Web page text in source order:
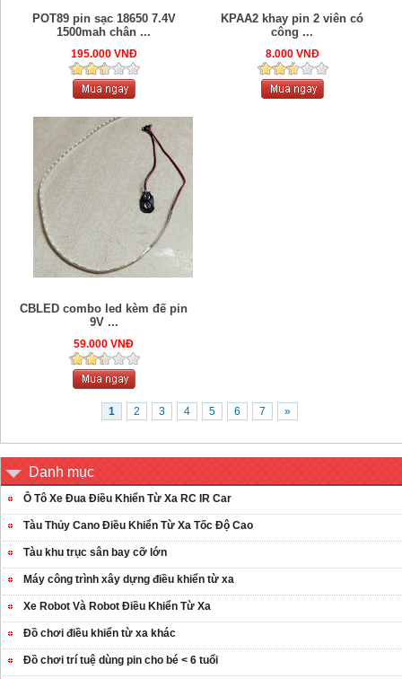
POT89 pin sạc 18650 7.4V
1500mah chân ...
195.000 VNĐ
KPAA2 khay pin 2 viên có
công ...
8.000 VNĐ
CBLED combo led kèm đế pin
9V ...
59.000 VNĐ
1 2 3 4 5 6 7 »
Danh mục
Ô Tô Xe Đua Điều Khiển Từ Xa RC IR Car
Tàu Thủy Cano Điều Khiển Từ Xa Tốc Độ Cao
Tàu khu trục sân bay cỡ lớn
Máy công trình xây dựng điều khiển từ xa
Xe Robot Và Robot Điều Khiển Từ Xa
Đồ chơi điều khiển từ xa khác
Đồ chơi trí tuệ dùng pin cho bé < 6 tuổi